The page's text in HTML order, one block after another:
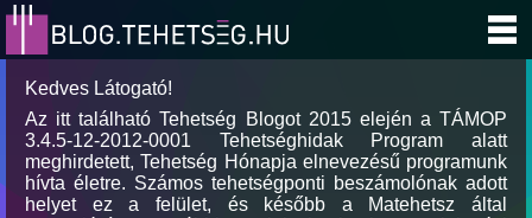
Kedves Látogató!
Az itt található Tehetség Blogot 2015 elején a TÁMOP
3.4.5-12-2012-0001 Tehetséghidak Program alatt
meghirdetett, Tehetség Hónapja elnevezésű programunk
hívta életre. Számos tehetségponti beszámolónak adott
helyet ez a felület, és később a Matehetsz által